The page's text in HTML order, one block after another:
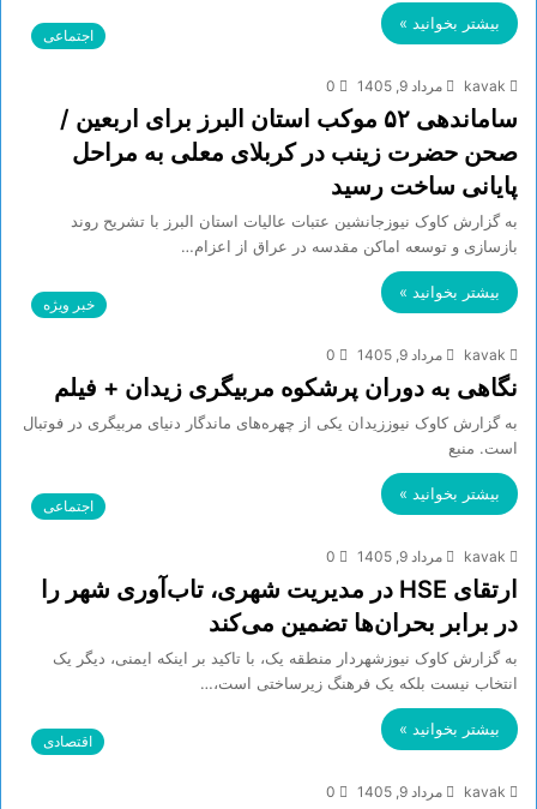
بیشتر بخوانید »
اجتماعی
kavak مرداد 9, 1405 0
ساماندهی ۵۲ موکب استان البرز برای اربعین /
صحن حضرت زینب در کربلای معلی به مراحل
پایانی ساخت رسید
به گزارش کاوک نیوزجانشین عتبات عالیات استان البرز با تشریح روند
بازسازی و توسعه اماکن مقدسه در عراق از اعزام…
بیشتر بخوانید »
خبر ویژه
kavak مرداد 9, 1405 0
نگاهی به دوران پرشکوه مربیگری زیدان + فیلم
به گزارش کاوک نیوززیدان یکی از چهره‌های ماندگار دنیای مربیگری در فوتبال
است. منبع
بیشتر بخوانید »
اجتماعی
kavak مرداد 9, 1405 0
ارتقای HSE در مدیریت شهری، تاب‌آوری شهر را
در برابر بحران‌ها تضمین می‌کند
به گزارش کاوک نیوزشهردار منطقه یک، با تاکید بر اینکه ایمنی، دیگر یک
انتخاب نیست بلکه یک فرهنگ زیرساختی است،…
بیشتر بخوانید »
اقتصادی
kavak مرداد 9, 1405 0